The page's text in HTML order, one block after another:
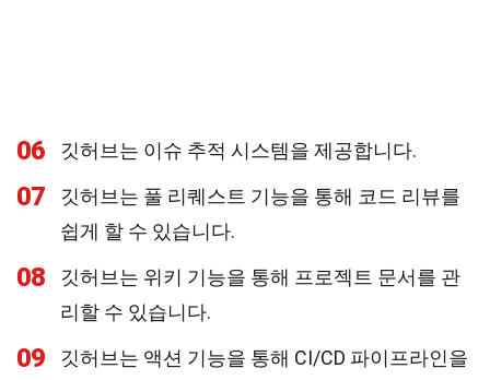
06 깃허브는 이슈 추적 시스템을 제공합니다.
07
깃허브는 풀 리퀘스트 기능을 통해 코드 리뷰를
쉽게 할 수 있습니다.
08
깃허브는 위키 기능을 통해 프로젝트 문서를 관
리할 수 있습니다.
09
깃허브는 액션 기능을 통해 CI/CD 파이프라인을